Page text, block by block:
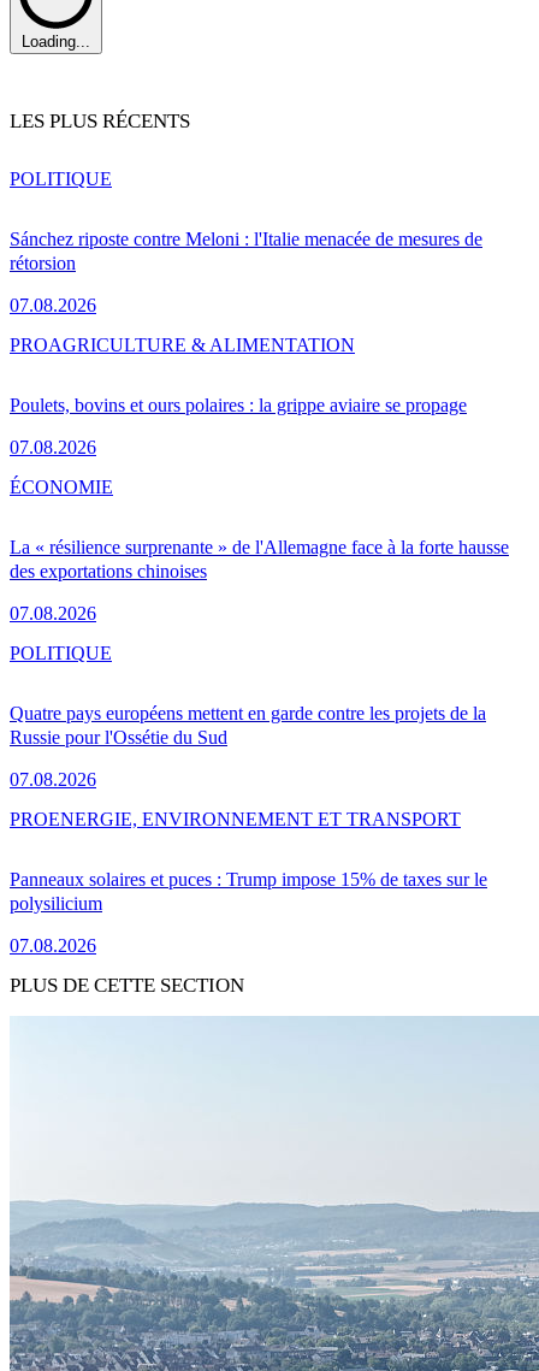
Loading...
LES PLUS RÉCENTS
Sánchez riposte contre Meloni : l'Italie menacée de mesures de
rétorsion
07.08.2026
POLITIQUE
Poulets, bovins et ours polaires : la grippe aviaire se propage
07.08.2026
PROAGRICULTURE & ALIMENTATION
La « résilience surprenante » de l'Allemagne face à la forte hausse
des exportations chinoises
07.08.2026
ÉCONOMIE
Quatre pays européens mettent en garde contre les projets de la
Russie pour l'Ossétie du Sud
07.08.2026
POLITIQUE
Panneaux solaires et puces : Trump impose 15% de taxes sur le
polysilicium
07.08.2026
PROENERGIE, ENVIRONNEMENT ET TRANSPORT
PLUS DE CETTE SECTION